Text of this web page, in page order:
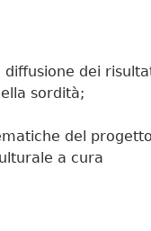
diffusione dei
sordità;
del
a cura